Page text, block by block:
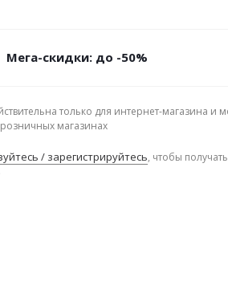
Мега-скидки: до -50%
только для интернет-магазина и
розничных магазинах
/ зарегистрируйтесь, чтобы